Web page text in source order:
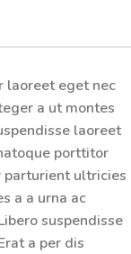
laoreet eget nec
a ut montes
laoreet
porttitor
parturient ultricies
a a urna ac
suspendisse
a per dis